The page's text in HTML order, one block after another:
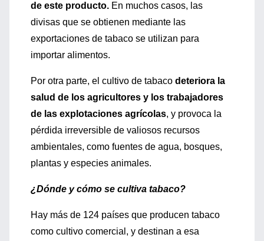
de este producto. En muchos casos, las
divisas que se obtienen mediante las
exportaciones de tabaco se utilizan para
importar alimentos.
Por otra parte, el cultivo de tabaco deteriora la
salud de los agricultores y los trabajadores
de las explotaciones agrícolas, y provoca la
pérdida irreversible de valiosos recursos
ambientales, como fuentes de agua, bosques,
plantas y especies animales.
¿Dónde y cómo se cultiva tabaco?
Hay más de 124 países que producen tabaco
como cultivo comercial, y destinan a esa